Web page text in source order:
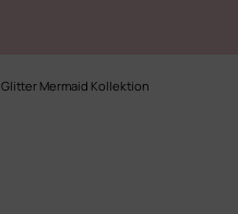
Glitter Mermaid Kollektion